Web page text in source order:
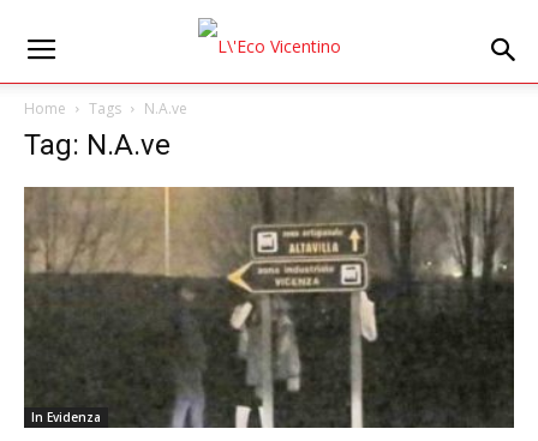
Home Tags N.A.ve
Tag: N.A.ve
In Evidenza